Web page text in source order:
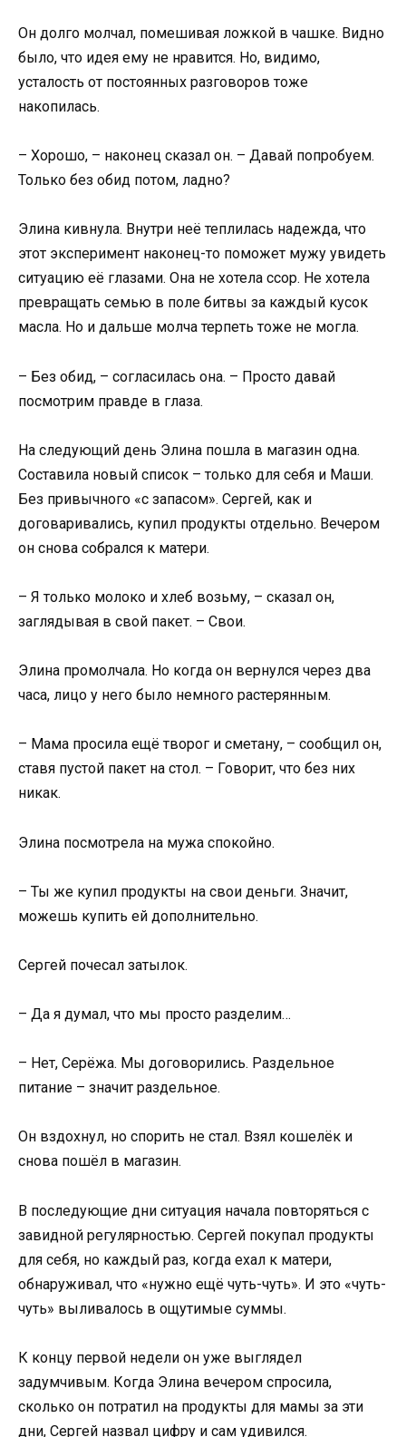
Он долго молчал, помешивая ложкой в чашке. Видно
было, что идея ему не нравится. Но, видимо,
усталость от постоянных разговоров тоже
накопилась.
– Хорошо, – наконец сказал он. – Давай попробуем.
Только без обид потом, ладно?
Элина кивнула. Внутри неё теплилась надежда, что
этот эксперимент наконец-то поможет мужу увидеть
ситуацию её глазами. Она не хотела ссор. Не хотела
превращать семью в поле битвы за каждый кусок
масла. Но и дальше молча терпеть тоже не могла.
– Без обид, – согласилась она. – Просто давай
посмотрим правде в глаза.
На следующий день Элина пошла в магазин одна.
Составила новый список – только для себя и Маши.
Без привычного «с запасом». Сергей, как и
договаривались, купил продукты отдельно. Вечером
он снова собрался к матери.
– Я только молоко и хлеб возьму, – сказал он,
заглядывая в свой пакет. – Свои.
Элина промолчала. Но когда он вернулся через два
часа, лицо у него было немного растерянным.
– Мама просила ещё творог и сметану, – сообщил он,
ставя пустой пакет на стол. – Говорит, что без них
никак.
Элина посмотрела на мужа спокойно.
– Ты же купил продукты на свои деньги. Значит,
можешь купить ей дополнительно.
Сергей почесал затылок.
– Да я думал, что мы просто разделим…
– Нет, Серёжа. Мы договорились. Раздельное
питание – значит раздельное.
Он вздохнул, но спорить не стал. Взял кошелёк и
снова пошёл в магазин.
В последующие дни ситуация начала повторяться с
завидной регулярностью. Сергей покупал продукты
для себя, но каждый раз, когда ехал к матери,
обнаруживал, что «нужно ещё чуть-чуть». И это «чуть-
чуть» выливалось в ощутимые суммы.
К концу первой недели он уже выглядел
задумчивым. Когда Элина вечером спросила,
сколько он потратил на продукты для мамы за эти
дни, Сергей назвал цифру и сам удивился.